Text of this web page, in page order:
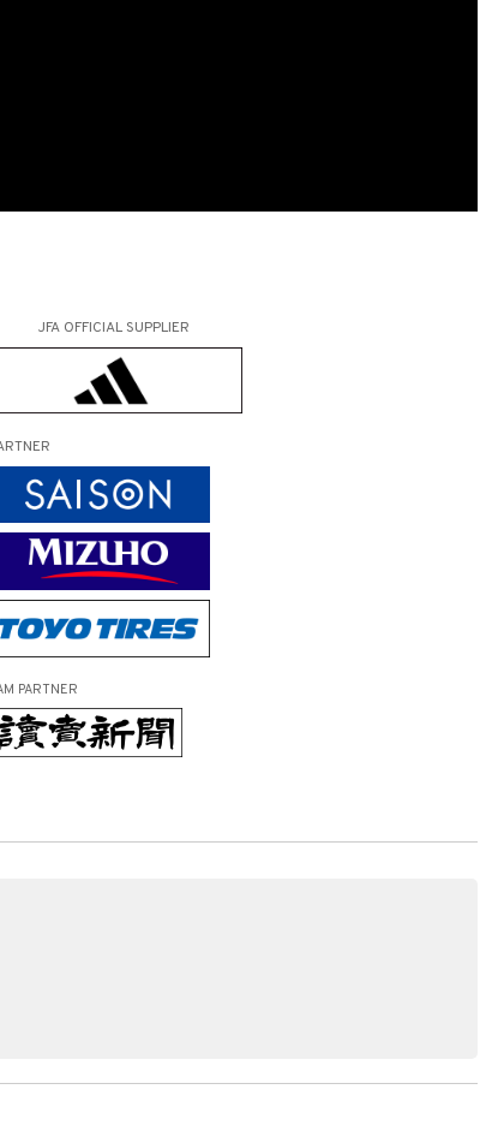
JFA OFFICIAL SUPPLIER
PARTNER